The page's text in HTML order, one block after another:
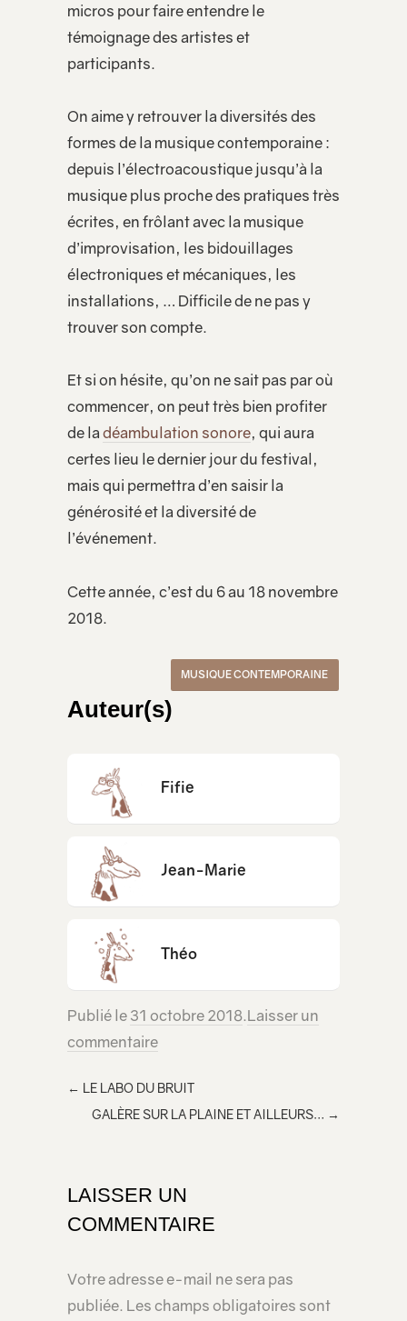
micros pour faire entendre le
témoignage des artistes et
participants.
On aime y retrouver la diversités des
formes de la musique contemporaine :
depuis l’électroacoustique jusqu’à la
musique plus proche des pratiques très
écrites, en frôlant avec la musique
d’improvisation, les bidouillages
électroniques et mécaniques, les
installations, … Difficile de ne pas y
trouver son compte.
Et si on hésite, qu’on ne sait pas par où
commencer, on peut très bien profiter
de la déambulation sonore, qui aura
certes lieu le dernier jour du festival,
mais qui permettra d’en saisir la
générosité et la diversité de
l’événement.
Cette année, c’est du 6 au 18 novembre
2018.
MUSIQUE CONTEMPORAINE
Auteur(s)
Fifie
Jean-Marie
Théo
Publié le 31 octobre 2018.Laisser un
commentaire
← LE LABO DU BRUIT
GALÈRE SUR LA PLAINE ET AILLEURS… →
LAISSER UN
COMMENTAIRE
Votre adresse e-mail ne sera pas
publiée. Les champs obligatoires sont